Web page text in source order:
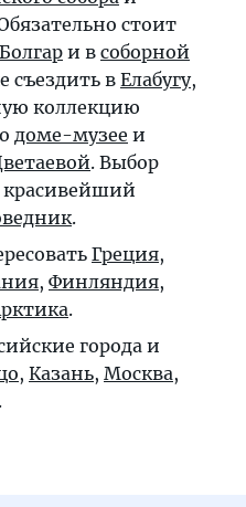
стоит
Болгар и в соборной
съездить в Елабугу,
коллекцию
доме-музее и
. Выбор
.
Греция,
, Финляндия,
.
города и
, Казань, Москва,
.